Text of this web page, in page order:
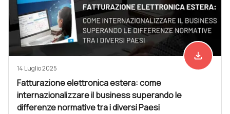
Scarica
file_download
14 Luglio 2025
Fatturazione elettronica estera: come
internazionalizzare il business superando le
differenze normative tra i diversi Paesi